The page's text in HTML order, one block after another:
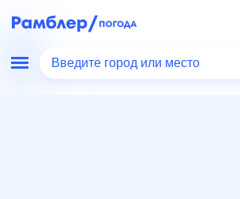
Введите город или место